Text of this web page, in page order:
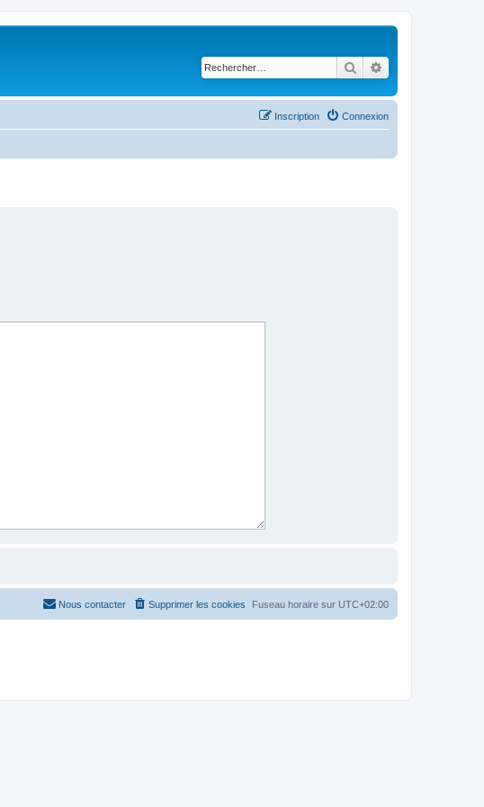
Rechercher
Connexion
Inscription
Fuseau horaire sur UTC+02:00
Supprimer les cookies
Nous contacter